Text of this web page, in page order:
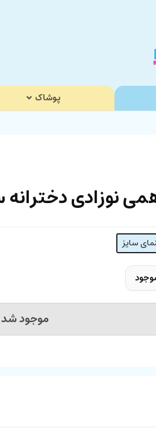
پوشاک
نوزادی
سایز
موجود شد